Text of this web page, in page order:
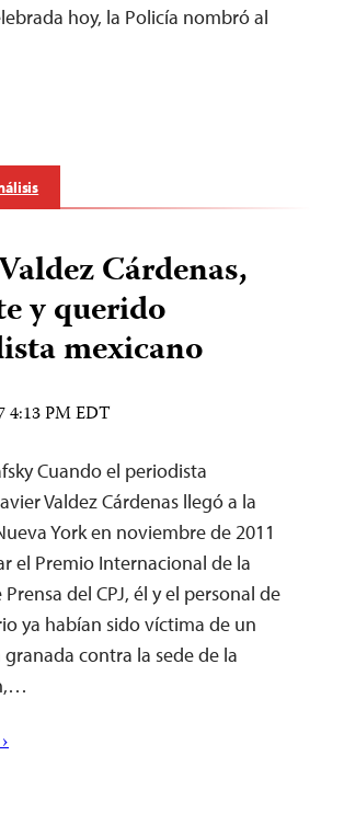
hoy, la Policía nombró al
Cárdenas,
y querido
mexicano
4:13 PM EDT
Cuando el periodista
Valdez Cárdenas llegó a la
York en noviembre de 2011
el Premio Internacional de la
del CPJ, él y el personal de
ya habían sido víctima de un
contra la sede de la